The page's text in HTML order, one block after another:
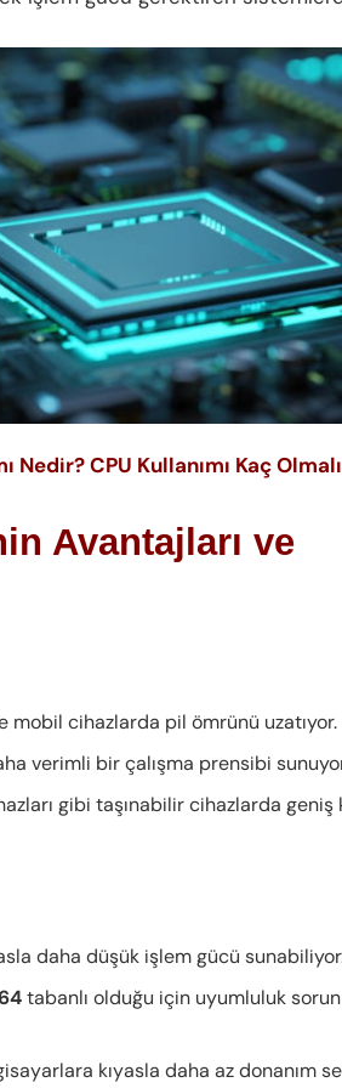
Nedir? CPU Kullanımı Kaç
Avantajları ve
mobil cihazlarda pil ömrünü uzatıyor.
verimli bir çalışma prensibi
gibi taşınabilir cihazlarda geniş
daha düşük işlem gücü
tabanlı olduğu için uyumluluk
kıyasla daha az donanım